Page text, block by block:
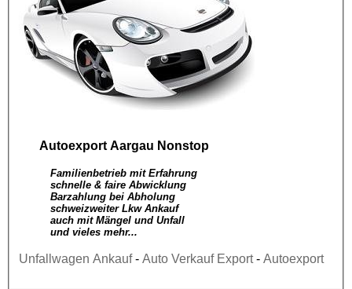
Autoexport Aargau Nonstop
Familienbetrieb mit Erfahrung
schnelle & faire Abwicklung
Barzahlung bei Abholung
schweizweiter Lkw Ankauf
auch mit Mängel und Unfall
und vieles mehr...
Unfallwagen Ankauf- Auto Verkauf Export- Autoexport